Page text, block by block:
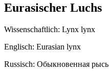
Eurasischer Luchs
Wissenschaftlich: Lynx lynx
Englisch: Eurasian lynx
Russisch: Обыкновенная рысь